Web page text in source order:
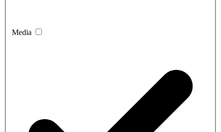
Media